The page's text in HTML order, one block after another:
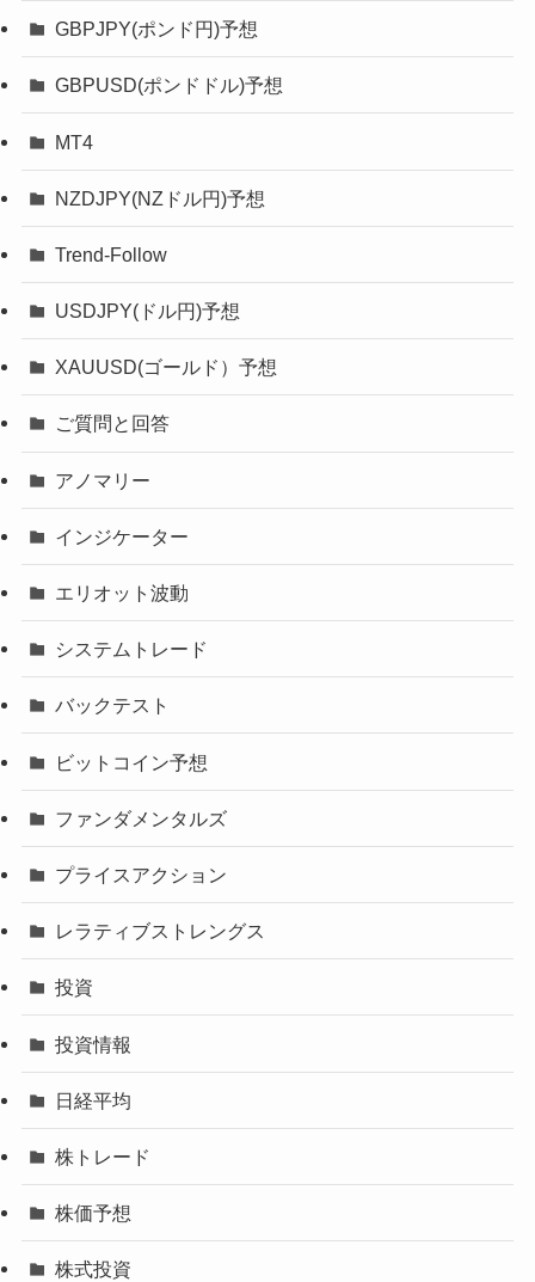
GBPJPY(ポンド円)予想
GBPUSD(ポンドドル)予想
MT4
NZDJPY(NZドル円)予想
Trend-Follow
USDJPY(ドル円)予想
XAUUSD(ゴールド）予想
ご質問と回答
アノマリー
インジケーター
エリオット波動
システムトレード
バックテスト
ビットコイン予想
ファンダメンタルズ
プライスアクション
レラティブストレングス
投資
投資情報
日経平均
株トレード
株価予想
株式投資